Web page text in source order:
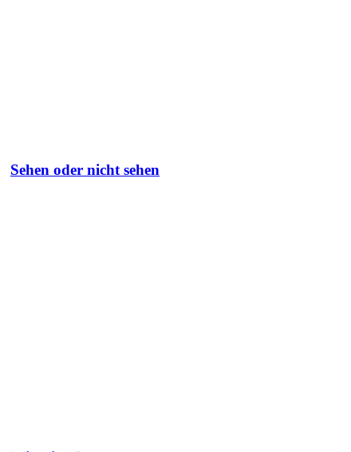
Sehen oder nicht sehen